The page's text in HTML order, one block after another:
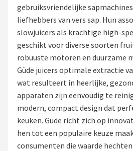
MasterChef
Restaurants
Keukenmachines
Staafmixers
Juicers
Shop
gebruiksvriendelijke
liefhebbers van vers sap. Hun
slowjuicers als krachtige high-
geschikt voor diverse soorten
robuuste motoren en duurzame
Güde juicers optimale extractie
wat resulteert in heerlijke,
apparaten zijn eenvoudig te
modern, compact design dat
keuken. Güde richt zich op
hen tot een populaire keuze
consumenten die waarde